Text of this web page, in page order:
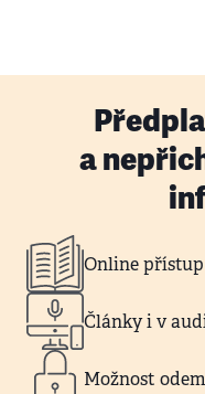
a
Online
Články i v
Možnost